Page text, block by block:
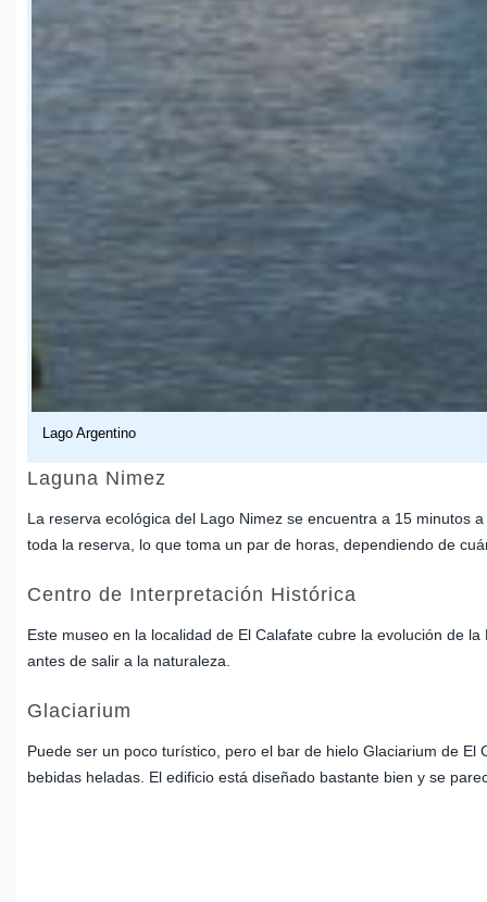
Lago Argentino
Laguna Nimez
La reserva ecológica del Lago Nimez se encuentra a 15 minutos
toda la reserva, lo que toma un par de horas, dependiendo de
Centro de Interpretación Histórica
Este museo en la localidad de El Calafate cubre la evolución de
antes de salir a la naturaleza.
Glaciarium
Puede ser un poco turístico, pero el bar de hielo Glaciarium de
bebidas heladas. El edificio está diseñado bastante bien y se